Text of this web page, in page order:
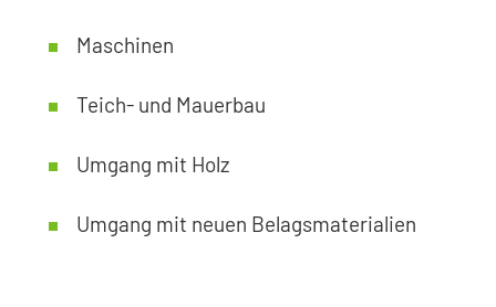
Maschinen
Teich- und Mauerbau
Umgang mit Holz
Umgang mit neuen Belagsmaterialien